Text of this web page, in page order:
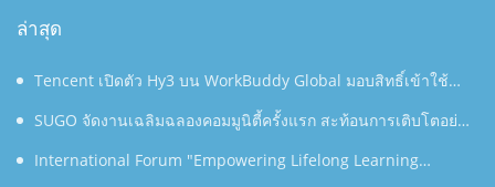
ล่าสุด
Tencent เปิดตัว Hy3 บน WorkBuddy Global มอบสิทธิ์เข้าใช้
งาน AI Agentic Workspace ฟรีตลอดเดือนสิงหาคม
SUGO จัดงานเฉลิมฉลองคอมมูนิตี้ครั้งแรก สะท้อนการเติบโตอย่าง
ต่อเนื่องในประเทศไทย
International Forum "Empowering Lifelong Learning